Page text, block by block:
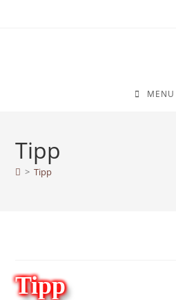
MENU
Tipp
> Tipp
Tipp